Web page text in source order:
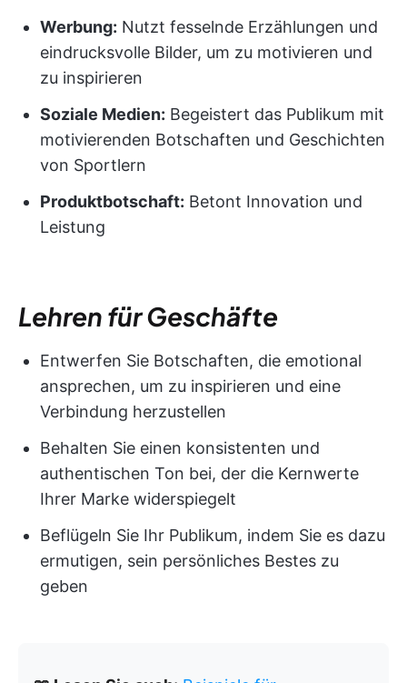
Werbung: Nutzt fesselnde Erzählungen und
eindrucksvolle Bilder, um zu motivieren und
zu inspirieren
Soziale Medien: Begeistert das Publikum mit
motivierenden Botschaften und Geschichten
von Sportlern
Produktbotschaft: Betont Innovation und
Leistung
Lehren für Geschäfte
Entwerfen Sie Botschaften, die emotional
ansprechen, um zu inspirieren und eine
Verbindung herzustellen
Behalten Sie einen konsistenten und
authentischen Ton bei, der die Kernwerte
Ihrer Marke widerspiegelt
Beflügeln Sie Ihr Publikum, indem Sie es dazu
ermutigen, sein persönliches Bestes zu
geben